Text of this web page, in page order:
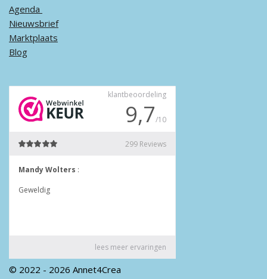
Agenda ​
Nieuwsbrief
Marktplaats
Blog
© 2022 - 2026 Annet4Crea